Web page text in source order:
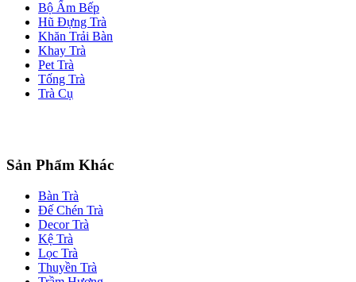
Bộ Ấm Bếp
Hũ Đựng Trà
Khăn Trải Bàn
Khay Trà
Pet Trà
Tống Trà
Trà Cụ
Sản Phẩm Khác
Bàn Trà
Đế Chén Trà
Decor Trà
Kệ Trà
Lọc Trà
Thuyền Trà